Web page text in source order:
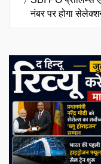
नंबर पर होगा